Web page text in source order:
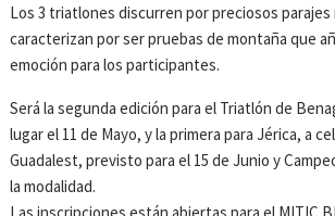
Los 3 triatlones discurren por preciosos parajes
caracterizan por ser pruebas de montaña que
emoción para los participantes.
Será la segunda edición para el Triatlón de
lugar el 11 de Mayo, y la primera para Jérica, a
Guadalest, previsto para el 15 de Junio y
la modalidad.